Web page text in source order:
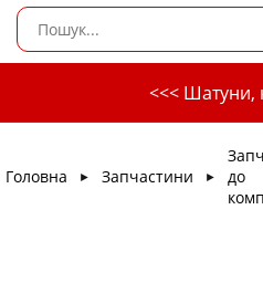
<<< Шатуни,
Головна ► Запчастини ►
до